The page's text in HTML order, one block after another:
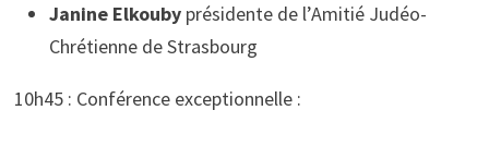
Janine Elkoubyprésidente de l’Amitié Judéo-
Chrétienne de Strasbourg
10h45 : Conférence exceptionnelle :